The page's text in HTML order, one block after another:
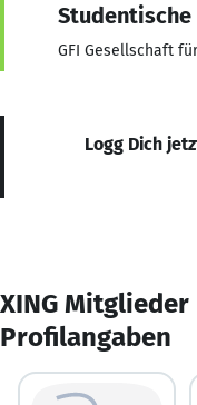
GFI Gesellschaft
Logg Dich
XING
Profilangaben